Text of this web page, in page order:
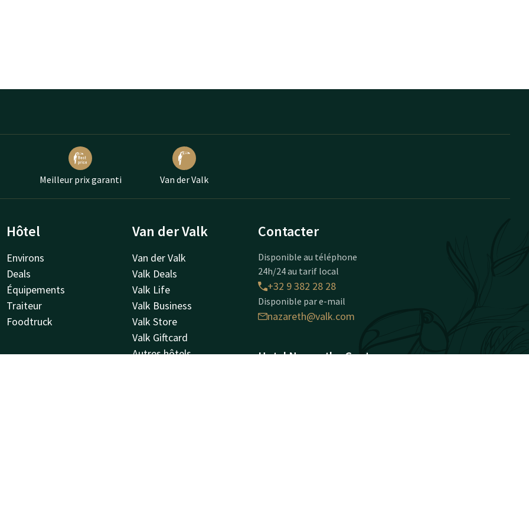
Meilleur prix garanti Van der Valk
Hôtel
Environs
Deals
Équipements
Traiteur
Foodtruck
Van der Valk
Van der Valk
Valk Deals
Valk Life
Valk Business
Valk Store
Valk Giftcard
Autres hôtels
Contacter
Disponible au téléphone
24h/24 au tarif local
+32 9 382 28 28
Disponible par e-mail
nazareth@valk.com
Hotel Nazareth - Gent